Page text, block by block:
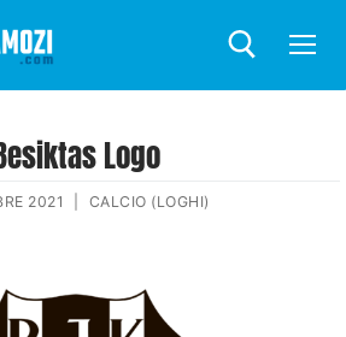
Logo
2021 CALCIO (LOGHI)